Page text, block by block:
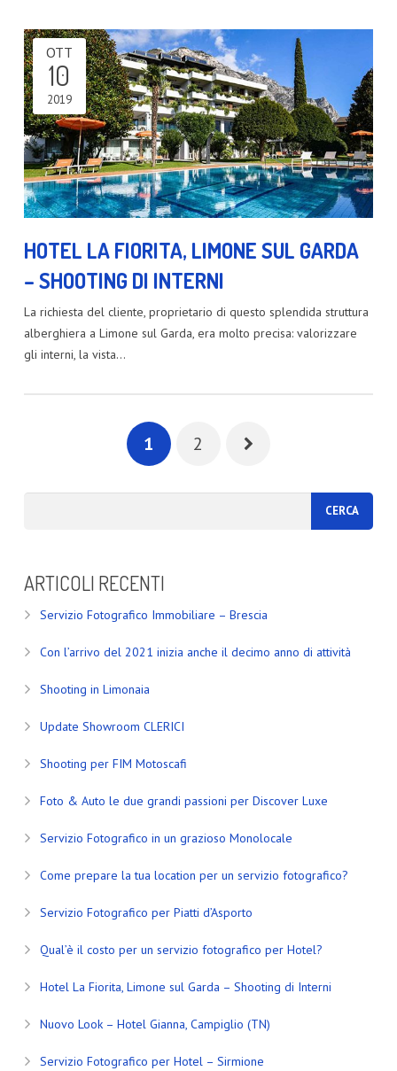
HOTEL LA FIORITA, LIMONE SUL GARDA
– SHOOTING DI INTERNI
OTT
10
2019
La richiesta del cliente, proprietario di questo splendida struttura
alberghiera a Limone sul Garda, era molto precisa: valorizzare
gli interni, la vista…
1 2
ARTICOLI RECENTI
Servizio Fotografico Immobiliare – Brescia
Con l’arrivo del 2021 inizia anche il decimo anno di attività
Shooting in Limonaia
Update Showroom CLERICI
Shooting per FIM Motoscafi
Foto & Auto le due grandi passioni per Discover Luxe
Servizio Fotografico in un grazioso Monolocale
Come prepare la tua location per un servizio fotografico?
Servizio Fotografico per Piatti d’Asporto
Qual’è il costo per un servizio fotografico per Hotel?
Hotel La Fiorita, Limone sul Garda – Shooting di Interni
Nuovo Look – Hotel Gianna, Campiglio (TN)
Servizio Fotografico per Hotel – Sirmione